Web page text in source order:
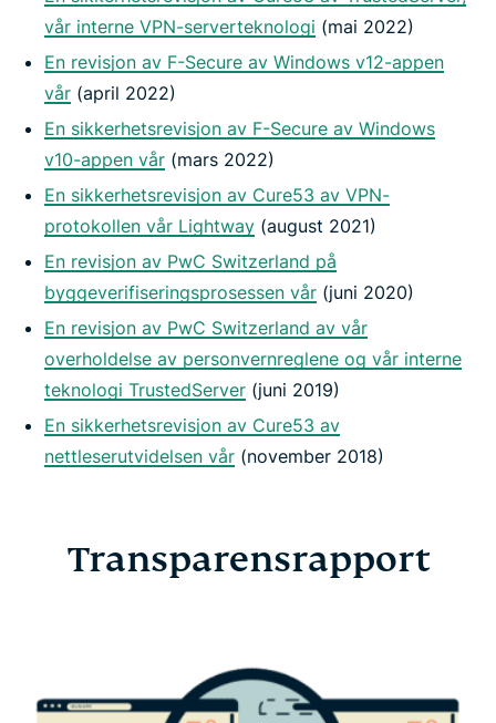
vår interne VPN-serverteknologi (mai 2022)
En revisjon av F-Secure av Windows v12-appen
vår (april 2022)
En sikkerhetsrevisjon av F-Secure av Windows
v10-appen vår (mars 2022)
En sikkerhetsrevisjon av Cure53 av VPN-
protokollen vår Lightway (august 2021)
En revisjon av PwC Switzerland på
byggeverifiseringsprosessen vår (juni 2020)
En revisjon av PwC Switzerland av vår
overholdelse av personvernreglene og vår interne
teknologi TrustedServer (juni 2019)
En sikkerhetsrevisjon av Cure53 av
nettleserutvidelsen vår (november 2018)
Transparensrapport